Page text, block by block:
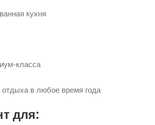
кухня
класса
в любое время года
для: